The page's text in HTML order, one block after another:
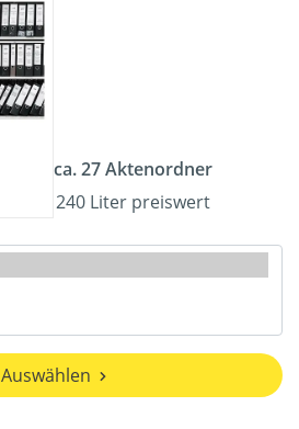
ca. 27 Aktenordner
240 Liter preiswert
Auswählen